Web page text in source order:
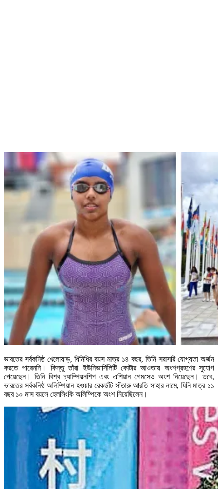
ভারতের সর্বকনিষ্ঠ খেলোয়াড়, ধিনিধির বয়স মাত্র ১৪ বছর, তিনি সরাসরি যোগ্যতা অর্জন
করতে পারেননি। কিন্তু তাঁরা ইউনিভার্সিলিটি কোটার আওতায় অংশগ্রহণের সুযোগ
পেয়েছেন। তিনি বিশ্ব চ্যাম্পিয়নশিপ এবং এশিয়ান গেমসেও অংশ নিয়েছেন। তবে,
ভারতের সর্বকনিষ্ঠ অলিম্পিয়ান হওয়ার রেকর্ডটি সাঁতারু আরতি সাহার নামে, যিনি মাত্র ১১
বছর ১০ মাস বয়সে হেলসিংকি অলিম্পিকে অংশ নিয়েছিলেন।